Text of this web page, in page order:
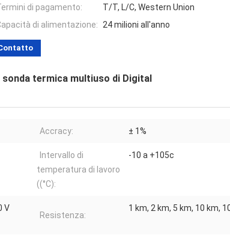
di pagamento:
T/T, L/C, Western Union
di alimentazione: 24 milioni all'anno
termica multiuso di Digital
Accracy: ± 1%
Intervallo di
temperatura di lavoro
((°C):
-10 a +105c
V
Resistenza:
1 km, 2 km, 5 km, 10 km,